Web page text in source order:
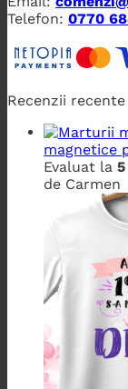
Telefon: 0770
Recenzii recente
magnetice
Evaluat la 5
de Carmen